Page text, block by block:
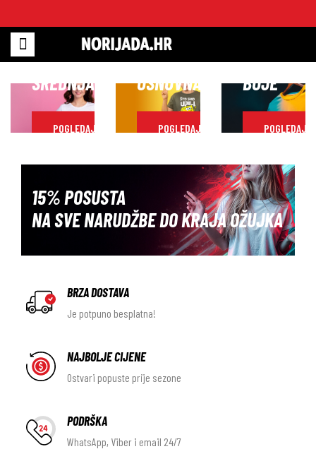
SREDNJA
POGLEDAJ
OSNOVNA
POGLEDAJ
BOJE
POGLEDAJ
15% POSUSTA
NA SVE NARUDŽBE DO KRAJA OŽUJKA
BRZA DOSTAVA
Je potpuno besplatna!
NAJBOLJE CIJENE
Ostvari popuste prije sezone
PODRŠKA
WhatsApp, Viber i email 24/7